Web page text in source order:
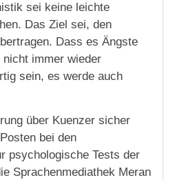
sei keine leichte
Das Ziel sei, den
Dass es Ängste
nicht immer wieder
sein, es werde auch
über Kuenzer sicher
bei den
psychologische Tests der
Sprachenmediathek Meran